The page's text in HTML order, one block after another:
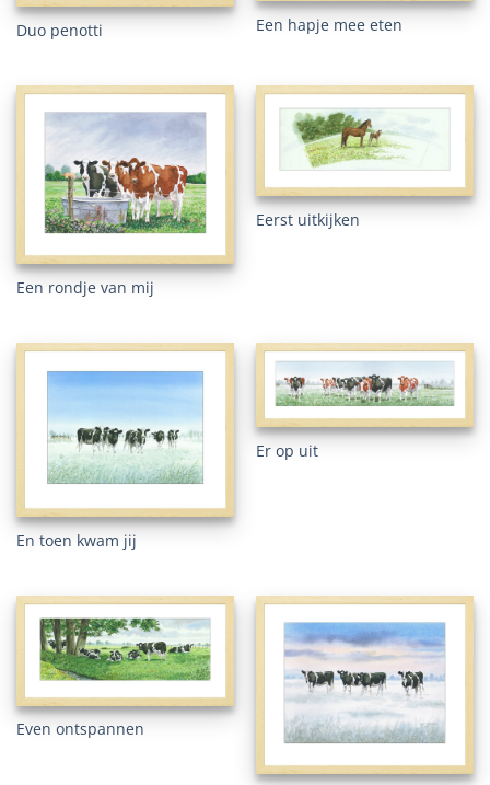
Duo penotti Een hapje mee eten
Een rondje van mij
Eerst uitkijken
En toen kwam jij
Er op uit
Even ontspannen